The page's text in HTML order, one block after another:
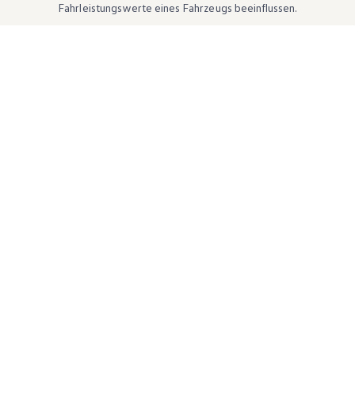
Fahrleistungswerte eines Fahrzeugs beeinflussen.